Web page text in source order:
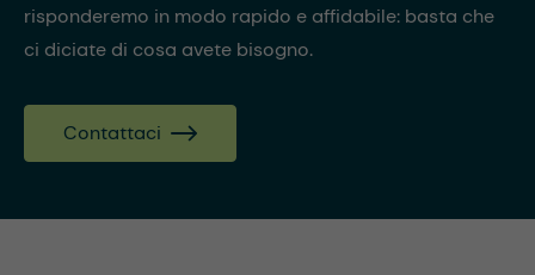
risponderemo in modo rapido e affidabile: basta che
ci diciate di cosa avete bisogno.
Contattaci